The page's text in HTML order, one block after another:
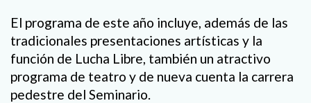
El programa de este año incluye, además de las
tradicionales presentaciones artísticas y la
función de Lucha Libre, también un atractivo
programa de teatro y de nueva cuenta la carrera
pedestre del Seminario.